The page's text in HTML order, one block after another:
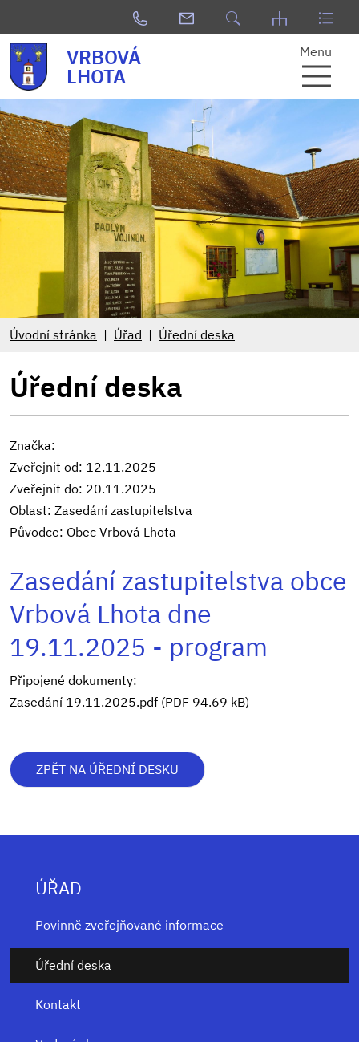
VRBOVÁ
LHOTA
Menu
Úvodní stránka Úřad Úřední deska
Úřední deska
Značka:
Zveřejnit od: 12.11.2025
Zveřejnit do: 20.11.2025
Oblast: Zasedání zastupitelstva
Původce: Obec Vrbová Lhota
Zasedání zastupitelstva obce
Vrbová Lhota dne
19.11.2025 - program
Připojené dokumenty:
Zasedání 19.11.2025.pdf (PDF 94.69 kB)
ZPĚT NA ÚŘEDNÍ DESKU
ÚŘAD
Povinně zveřejňované informace
Úřední deska
Kontakt